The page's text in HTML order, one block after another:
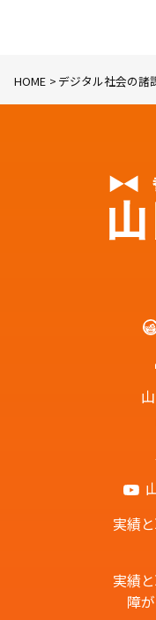
HOME デジタル社会の諸
実績
実績
障